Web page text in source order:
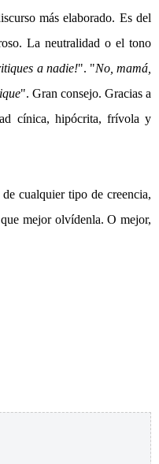
más elaborado. Es del
La neutralidad o el tono
a nadie!". "No, mamá,
". Gran consejo. Gracias a
cínica, hipócrita, frívola y
cualquier tipo de creencia,
mejor olvídenla. O mejor,